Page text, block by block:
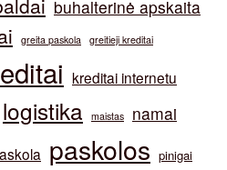
buhalterinė apskaita
greita paskola greitieji kreditai
kreditai internetu
logistika maistas
namai
paskolos pinigai